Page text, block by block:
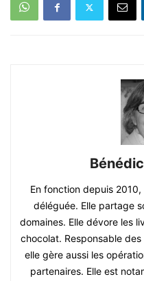
En fonction depuis
déléguée. Elle partage
domaines. Elle dévore les
chocolat. Responsable
elle gère aussi les
partenaires. Elle est